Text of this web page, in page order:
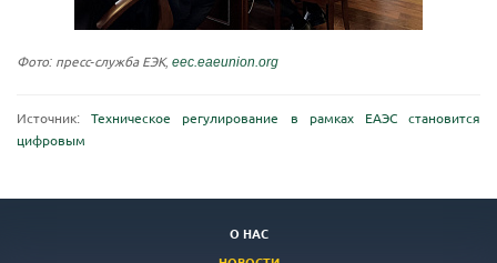
Фото: пресс-служба ЕЭК, eec.eaeunion.org
Источник:Техническое регулирование в рамках ЕАЭС становится
цифровым
О НАС